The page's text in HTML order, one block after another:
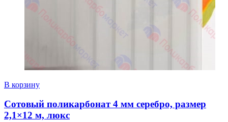
В корзину
Сотовый поликарбонат 4 мм серебро, размер
2,1×12 м, люкс